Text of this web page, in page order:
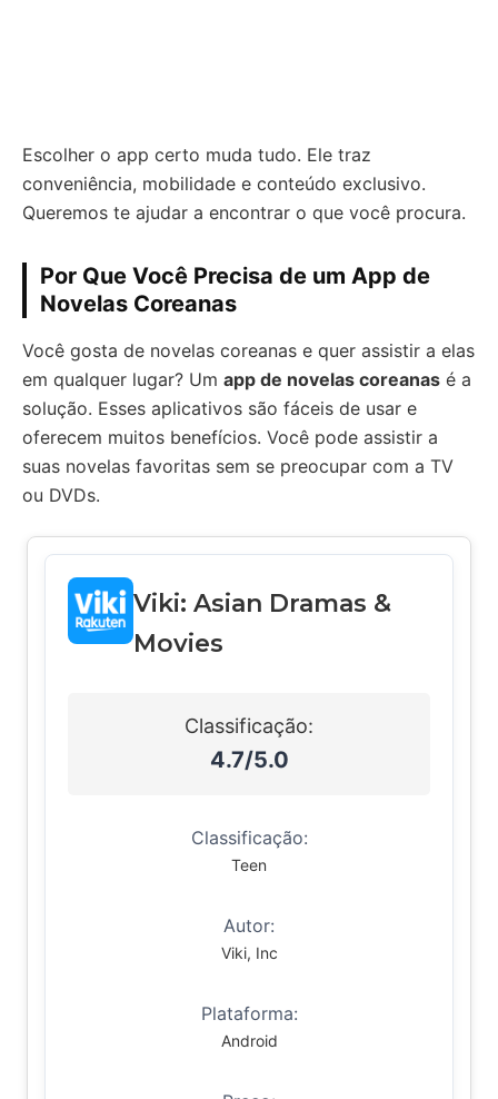
Escolher o app certo muda tudo. Ele traz
conveniência, mobilidade e conteúdo exclusivo.
Queremos te ajudar a encontrar o que você procura.
Por Que Você Precisa de um App de
Novelas Coreanas
Você gosta de novelas coreanas e quer assistir a elas
em qualquer lugar? Um app de novelas coreanas é a
solução. Esses aplicativos são fáceis de usar e
oferecem muitos benefícios. Você pode assistir a
suas novelas favoritas sem se preocupar com a TV
ou DVDs.
Viki: Asian Dramas &
Movies
Classificação:
4.7/5.0
Classificação:
Teen
Autor:
Viki, Inc
Plataforma:
Android